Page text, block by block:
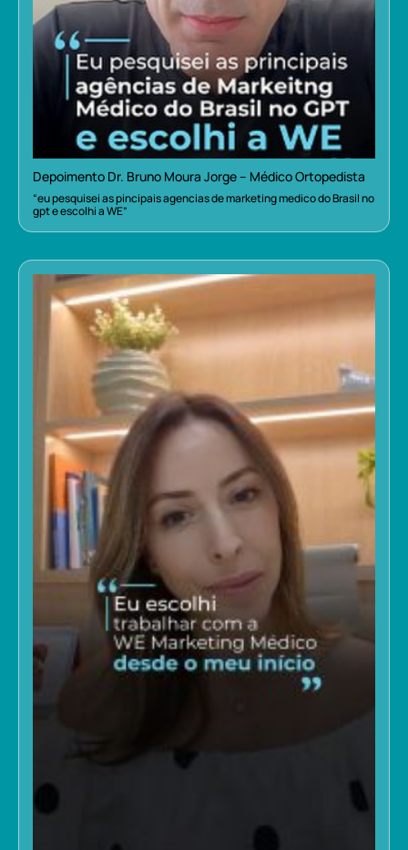
Depoimento Dr. Bruno Moura Jorge – Médico Ortopedista
“eu pesquisei as pincipais agencias de marketing medico do Brasil no
gpt e escolhi a WE”